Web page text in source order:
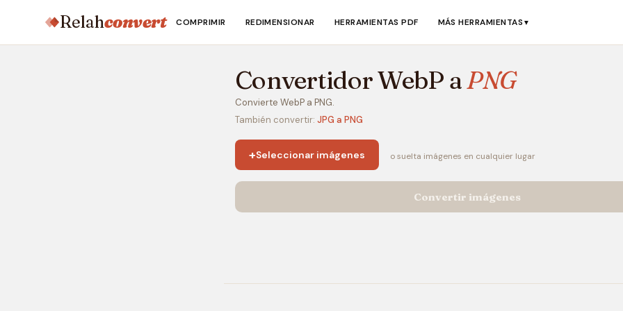
Relahconvert COMPRIMIR REDIMENSIONAR HERRAMIENTAS PDF MÁS HERRAMIENTAS ▼
Convertidor WebP aPNG
Convierte WebP a PNG.
También convertir: JPG a PNG
+Seleccionar imágenes o suelta imágenes en cualquier lugar
Convertir imágenes